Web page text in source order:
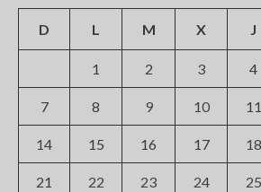
D L M X J
1 2 3 4
7 8 9 10 11
14 15 16 17 18
21 22 23 24 25